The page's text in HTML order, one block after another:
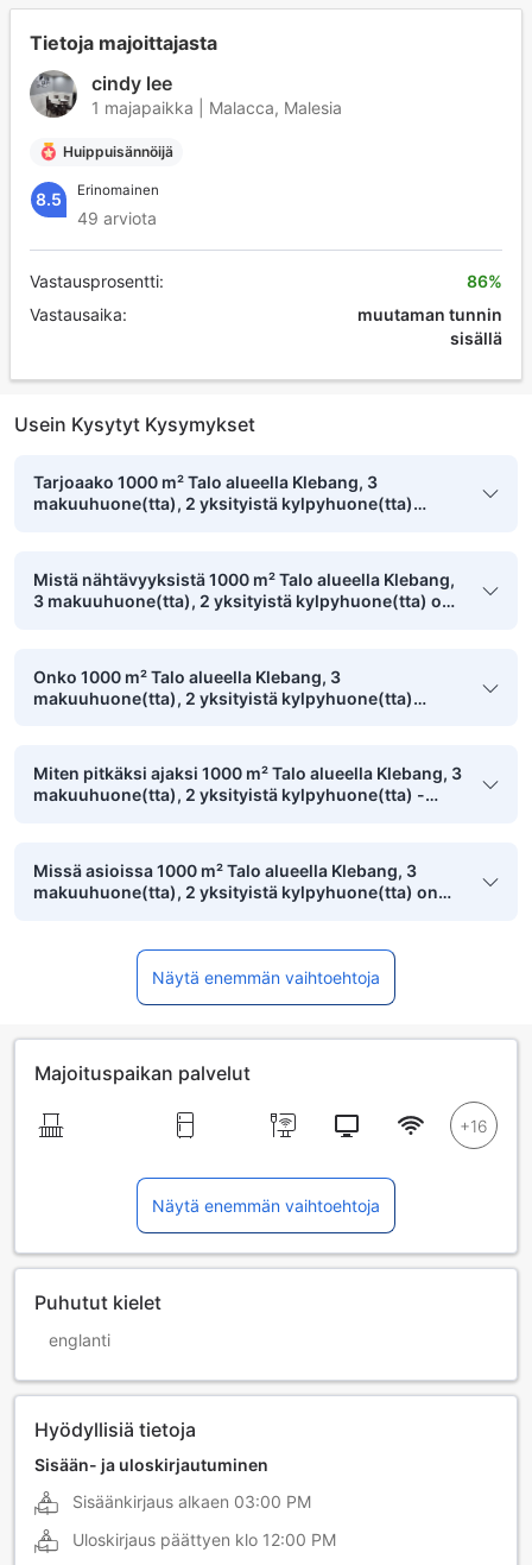
Tietoja majoittajasta
cindy lee
1 majapaikka | Malacca, Malesia
Huippuisännöijä
8.5 Erinomainen
49 arviota
Vastausprosentti:
Vastausaika:
86%
muutaman tunnin
sisällä
Usein Kysytyt Kysymykset
Tarjoaako 1000 m² Talo alueella Klebang, 3
makuuhuone(tta), 2 yksityistä kylpyhuone(tta)
Mistä nähtävyyksistä 1000 m² Talo alueella Klebang,
3 makuuhuone(tta), 2 yksityistä kylpyhuone(tta) on
Onko 1000 m² Talo alueella Klebang, 3
makuuhuone(tta), 2 yksityistä kylpyhuone(tta)
Miten pitkäksi ajaksi 1000 m² Talo alueella Klebang, 3
makuuhuone(tta), 2 yksityistä kylpyhuone(tta) -
Missä asioissa 1000 m² Talo alueella Klebang, 3
makuuhuone(tta), 2 yksityistä kylpyhuone(tta) on
Näytä enemmän vaihtoehtoja
Majoituspaikan palvelut
Näytä enemmän vaihtoehtoja
Puhutut kielet
englanti
Hyödyllisiä tietoja
Sisään- ja uloskirjautuminen
Sisäänkirjaus alkaen 03:00 PM
Uloskirjaus päättyen klo 12:00 PM